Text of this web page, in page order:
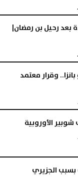
بعد رحيل بن رمضان|
وقرار معتمد
الأوروبية
الجزيري